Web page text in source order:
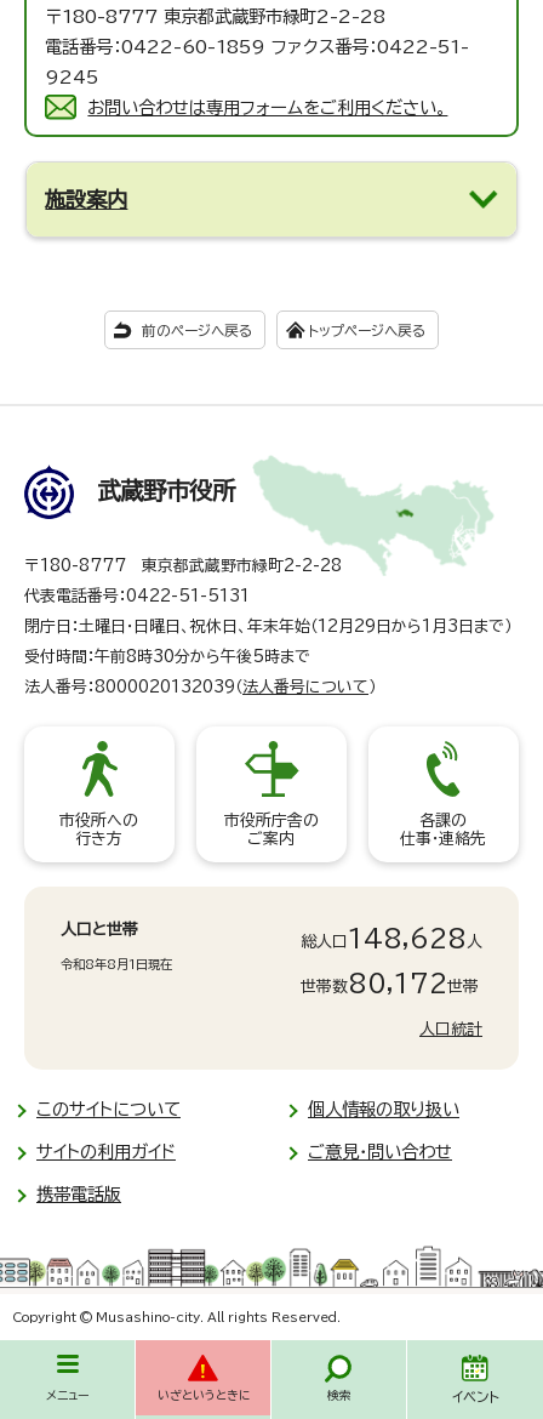
〒180-8777 東京都武蔵野市緑町2-2-28
電話番号：0422-60-1859 ファクス番号：0422-51-
9245
お問い合わせは専用フォームをご利用ください。
施設案内
前のページへ戻る トップページへ戻る
メニュー いざというときに 検索 イベント
武蔵野市役所
〒180-8777 東京都武蔵野市緑町2-2-28
代表電話番号：0422-51-5131
閉庁日：土曜日・日曜日、祝休日、年末年始（12月29日から1月3日まで）
受付時間：午前8時30分から午後5時まで
法人番号：8000020132039（ 法人番号について ）
市役所への
行き方
市役所庁舎の
ご案内
各課の
仕事・連絡先
人口と世帯
令和8年8月1日現在
総人口 148,628 人
世帯数80,172世帯
人口統計
このサイトについて 個人情報の取り扱い
サイトの利用ガイド ご意見・問い合わせ
携帯電話版
Copyright © Musashino-city. All rights Reserved.